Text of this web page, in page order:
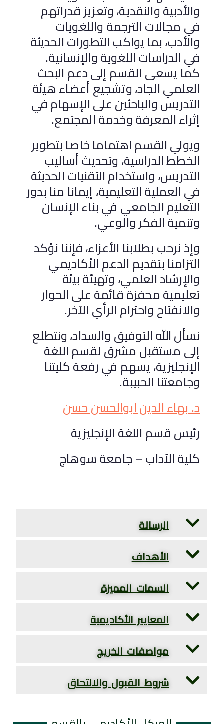
والأدبية والنقدية، وتعزيز قدراتهم
في مجالات الترجمة واللغويات
والأدب، بما يواكب التطورات الحديثة
في الدراسات اللغوية والإنسانية.
كما يسعى القسم إلى دعم البحث
العلمي الجاد، وتشجيع أعضاء هيئة
التدريس والباحثين على الإسهام في
إثراء المعرفة وخدمة المجتمع.
ويولي القسم اهتمامًا خاصًا بتطوير
الخطط الدراسية، وتحديث أساليب
التدريس، واستخدام التقنيات الحديثة
في العملية التعليمية، إيمانًا منا بدور
التعليم الجامعي في بناء الإنسان
وتنمية الفكر والوعي.
وإذ نرحب بطلابنا الأعزاء، فإننا نؤكد
التزامنا بتقديم الدعم الأكاديمي
والإرشاد العلمي، وتهيئة بيئة
تعليمية محفزة قائمة على الحوار
والانفتاح واحترام الرأي الآخر.
نسأل الله التوفيق والسداد، ونتطلع
إلى مستقبل مشرق لقسم اللغة
الإنجليزية، يسهم في رفعة كليتنا
وجامعتنا الحبيبة.
د. بهاء الدين ابوالحسن حسن
رئيس قسم اللغة الإنجليزية
كلية الآداب – جامعة سوهاج
الرسالة
الأهداف
السمات المميزة
المعايير الأكاديمية
مواصفات الخريج
شروط القبول والالتحاق